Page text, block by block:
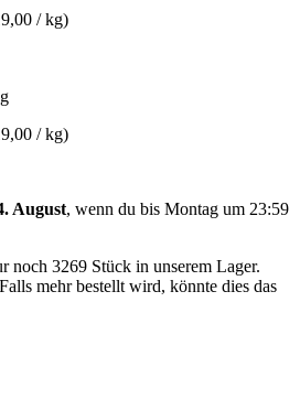
/ kg)
/ kg)
August, wenn du bis Montag um 23:59
noch 3269 Stück in unserem Lager.
mehr bestellt wird, könnte dies das